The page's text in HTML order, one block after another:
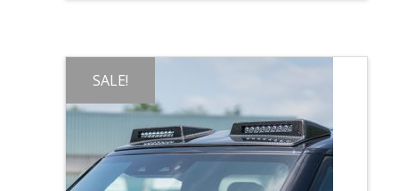
SALE!